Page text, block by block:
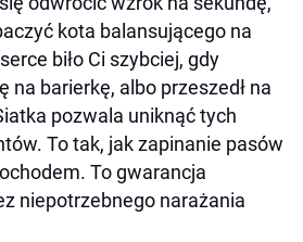
kota balansującego na
biło Ci szybciej, gdy
na barierkę, albo przeszedł na
pozwala uniknąć tych
To tak, jak zapinanie pasów
To gwarancja
niepotrzebnego narażania